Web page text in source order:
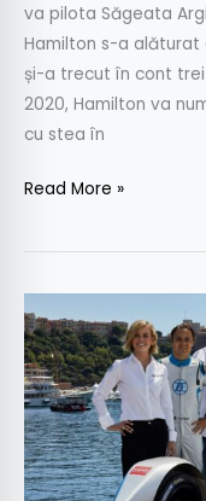
va pilota Săgeata
Hamilton s-a alăturat
și-a trecut în cont
2020, Hamilton va
cu stea în
Read More »
Susie
Wolff
este
noul
oficial
al
echipei